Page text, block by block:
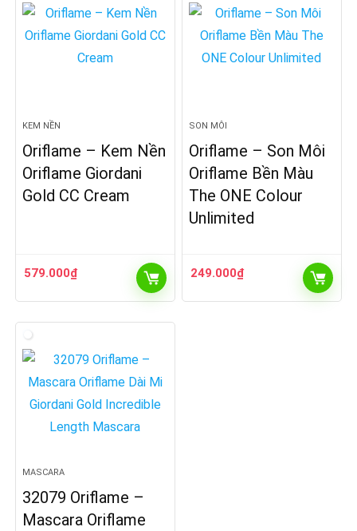
KEM NỀN
Oriflame – Kem Nền
Oriflame Giordani
Gold CC Cream
579.000₫
SON MÔI
Oriflame – Son Môi
Oriflame Bền Màu
The ONE Colour
Unlimited
249.000₫
MASCARA
32079 Oriflame –
Mascara Oriflame